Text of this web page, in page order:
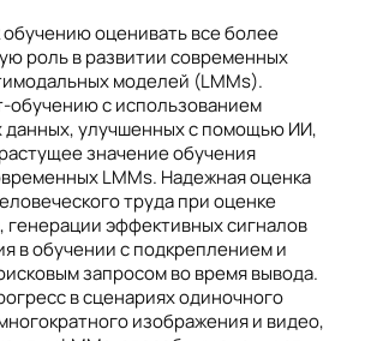
оценивать все более
роль в развитии современных
моделей (LMMs).
обучению с использованием
данных, улучшенных с помощью ИИ,
значение обучения
LMMs. Надежная оценка
труда при оценке
генерации эффективных сигналов
в обучении с подкреплением и
запросом во время вывода.
в сценариях одиночного
изображения и видео,